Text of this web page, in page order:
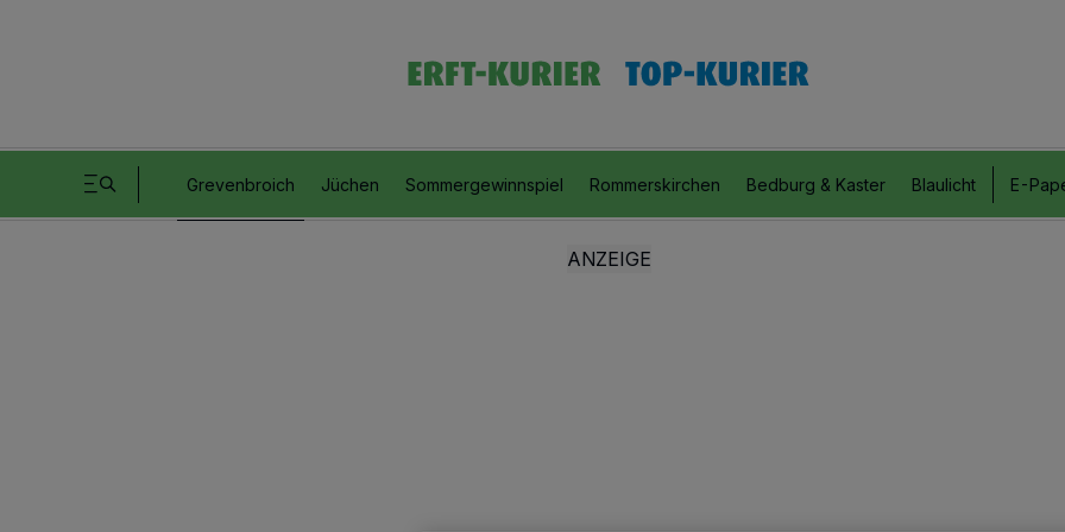
Grevenbroich Jüchen Sommergewinnspiel Rommerskirchen Bedburg & Kaster Blaulicht E-